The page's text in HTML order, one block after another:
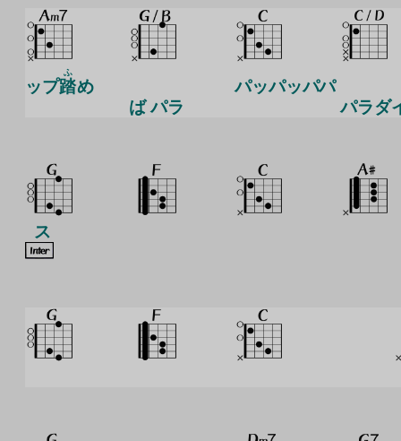
ップ踏
ふ
め
ば パラ
パッパッパパ
パラダ
ス